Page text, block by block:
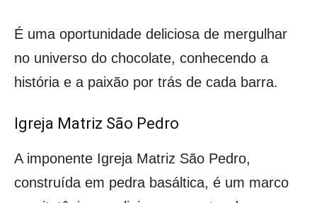
É uma oportunidade deliciosa de mergulhar
no universo do chocolate, conhecendo a
história e a paixão por trás de cada barra.
Igreja Matriz São Pedro
A imponente Igreja Matriz São Pedro,
construída em pedra basáltica, é um marco